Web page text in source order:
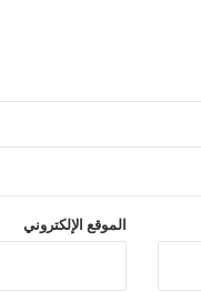
الموقع الإلكتروني